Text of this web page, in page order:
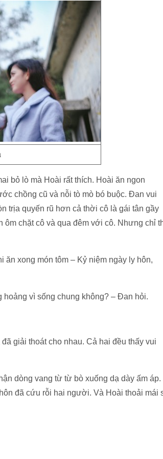
bỏ lò mà Hoài rất thích. Hoài ăn ngon
chồng cũ và nỗi tò mò bó buộc. Đan vui
trịa quyến rũ hơn cả thời cô là gái tân gầy
chặt cô và qua đêm với cô. Nhưng chỉ
ăn xong món tôm – Kỷ niệm ngày ly hôn,
vì sống chung không? – Đan hỏi.
giải thoát cho nhau. Cả hai đều thấy vui
dòng vang từ từ bò xuống dạ dày ấm áp.
đã cứu rỗi hai người. Và Hoài thoải mái